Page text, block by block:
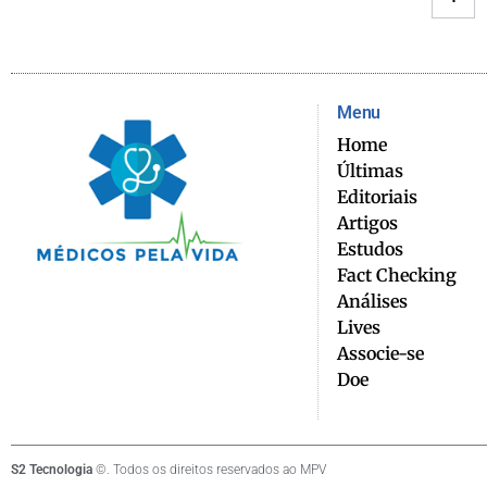
Menu
Home
Últimas
Editoriais
Artigos
Estudos
Fact Checking
Análises
Lives
Associe-se
Doe
S2 Tecnologia ©. Todos os direitos reservados ao MPV